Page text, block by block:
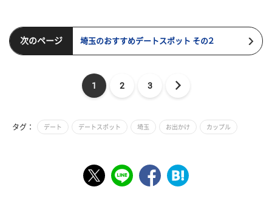
次のページ 埼玉のおすすめデートスポット その２
1 2 3
タグ： デート デートスポット 埼玉 お出かけ カップル